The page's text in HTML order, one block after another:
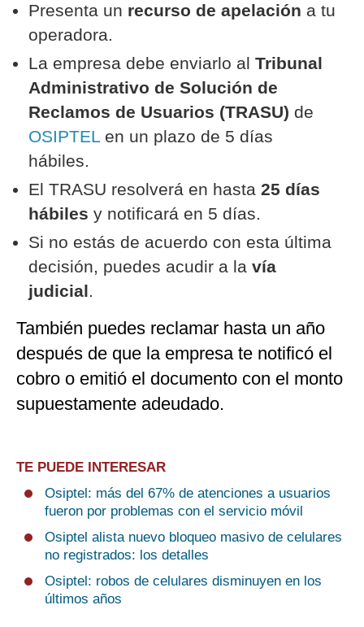
Presenta un recurso de apelación a tu
operadora.
La empresa debe enviarlo al Tribunal
Administrativo de Solución de
Reclamos de Usuarios (TRASU) de
OSIPTEL en un plazo de 5 días
hábiles.
El TRASU resolverá en hasta 25 días
hábiles y notificará en 5 días.
Si no estás de acuerdo con esta última
decisión, puedes acudir a la vía
judicial.
También puedes reclamar hasta un año
después de que la empresa te notificó el
cobro o emitió el documento con el monto
supuestamente adeudado.
TE PUEDE INTERESAR
Osiptel: más del 67% de atenciones a usuarios
fueron por problemas con el servicio móvil
Osiptel alista nuevo bloqueo masivo de celulares
no registrados: los detalles
Osiptel: robos de celulares disminuyen en los
últimos años